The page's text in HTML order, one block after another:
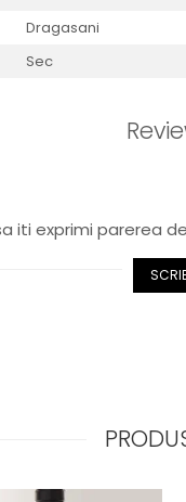
Dragasani
Sec
iti exprimi parerea